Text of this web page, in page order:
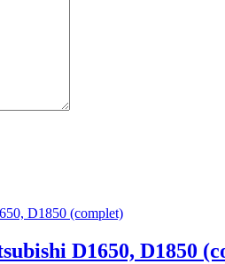
D1650, D1850